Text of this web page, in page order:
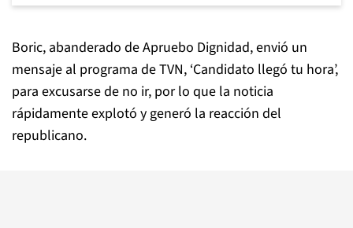
Boric, abanderado de Apruebo Dignidad, envió un
mensaje al programa de TVN, ‘Candidato llegó tu hora’,
para excusarse de no ir, por lo que la noticia
rápidamente explotó y generó la reacción del
republicano.